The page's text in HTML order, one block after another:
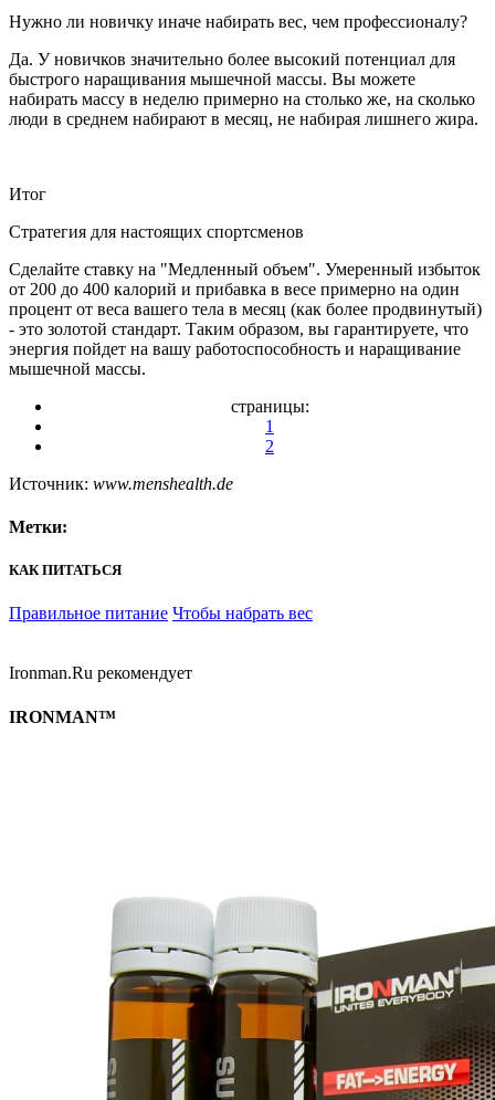
Нужно ли новичку иначе набирать вес, чем профессионалу?
Да. У новичков значительно более высокий потенциал для
быстрого наращивания мышечной массы. Вы можете
набирать массу в неделю примерно на столько же, на сколько
люди в среднем набирают в месяц, не набирая лишнего жира.
Итог
Стратегия для настоящих спортсменов
Сделайте ставку на "Медленный объем". Умеренный избыток
от 200 до 400 калорий и прибавка в весе примерно на один
процент от веса вашего тела в месяц (как более продвинутый)
- это золотой стандарт. Таким образом, вы гарантируете, что
энергия пойдет на вашу работоспособность и наращивание
мышечной массы.
страницы:
1
2
Источник: www.menshealth.de
Метки:
КАК ПИТАТЬСЯ
Правильное питание Чтобы набрать вес
Ironman.Ru рекомендует
IRONMAN™